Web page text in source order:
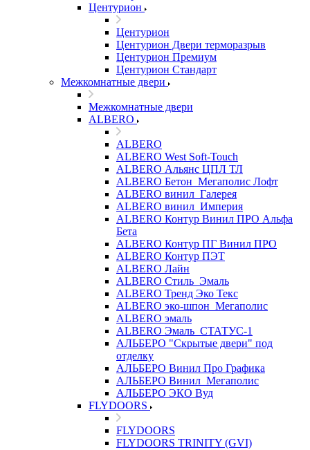
Центурион
Центурион
Центурион Двери терморазрыв
Центурион Премиум
Центурион Стандарт
Межкомнатные двери
Межкомнатные двери
ALBERO
ALBERO
ALBERO West Soft-Touch
ALBERO Альянс ЦПЛ ТЛ
ALBERO Бетон_Мегаполис Лофт
ALBERO винил_Галерея
ALBERO винил_Империя
ALBERO Контур Винил ПРО Альфа
Бета
ALBERO Контур ПГ Винил ПРО
ALBERO Контур ПЭТ
ALBERO Лайн
ALBERO Стиль_Эмаль
ALBERO Тренд Эко Текс
ALBERO эко-шпон_Мегаполис
ALBERO эмаль
ALBERO Эмаль_СТАТУС-1
АЛЬБЕРО "Скрытые двери" под
отделку
АЛЬБЕРО Винил Про Графика
АЛЬБЕРО Винил_Мегаполис
АЛЬБЕРО ЭКО Вуд
FLYDOORS
FLYDOORS
FLYDOORS TRINITY (GVI)